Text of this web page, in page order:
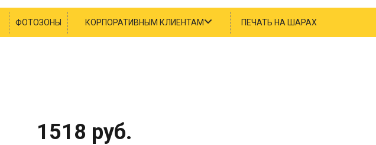
ФОТОЗОНЫ КОРПОРАТИВНЫМ КЛИЕНТАМ ПЕЧАТЬ НА ШАРАХ
1518 руб.